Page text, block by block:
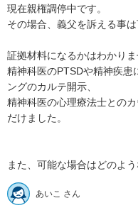
現在親権調停中です。
その場合、義父を訴える事
証拠材料になるかはわかり
精神科医のPTSDや精神疾患
ングのカルテ開示、
精神科医の心理療法士との
だけました。
また、可能な場合はどのよ
あいこ さん